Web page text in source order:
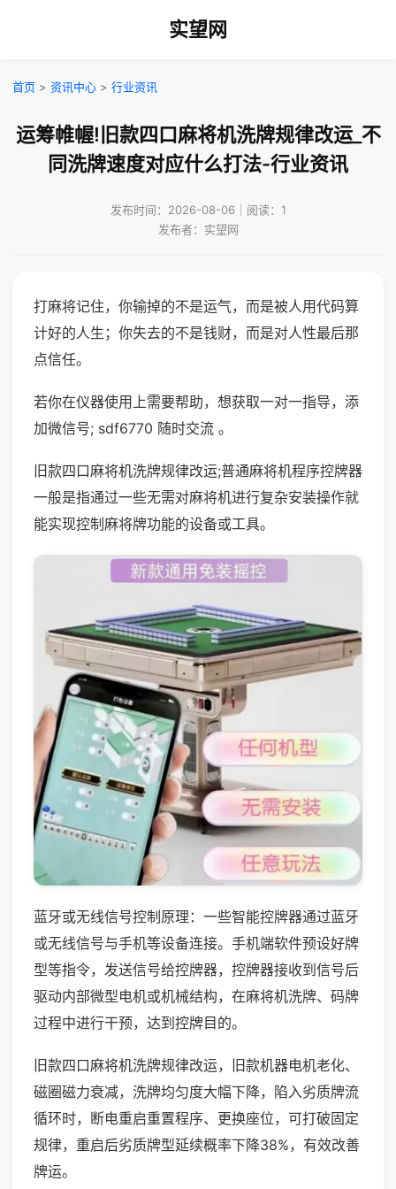
实望网
首页 > 资讯中心 > 行业资讯
运筹帷幄!旧款四口麻将机洗牌规律改运_不
同洗牌速度对应什么打法-行业资讯
发布时间：2026-08-06｜阅读：1
发布者：实望网
打麻将记住，你输掉的不是运气，而是被人用代码算
计好的人生；你失去的不是钱财，而是对人性最后那
点信任。
若你在仪器使用上需要帮助，想获取一对一指导，添
加微信号; sdf6770 随时交流 。
旧款四口麻将机洗牌规律改运;普通麻将机程序控牌器
一般是指通过一些无需对麻将机进行复杂安装操作就
能实现控制麻将牌功能的设备或工具。
蓝牙或无线信号控制原理：一些智能控牌器通过蓝牙
或无线信号与手机等设备连接。手机端软件预设好牌
型等指令，发送信号给控牌器，控牌器接收到信号后
驱动内部微型电机或机械结构，在麻将机洗牌、码牌
过程中进行干预，达到控牌目的。
旧款四口麻将机洗牌规律改运，旧款机器电机老化、
磁圈磁力衰减，洗牌均匀度大幅下降，陷入劣质牌流
循环时，断电重启重置程序、更换座位，可打破固定
规律，重启后劣质牌型延续概率下降38%，有效改善
牌运。